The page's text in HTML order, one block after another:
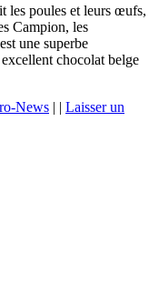
les poules et leurs œufs,
Campion, les
une superbe
chocolat belge
News | | Laisser un